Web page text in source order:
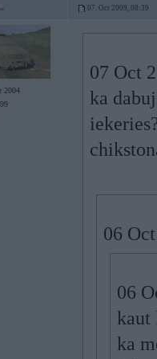
07. Oct 2009, 08:39
2004
07 Oct
ka
06
06
kaut
ka